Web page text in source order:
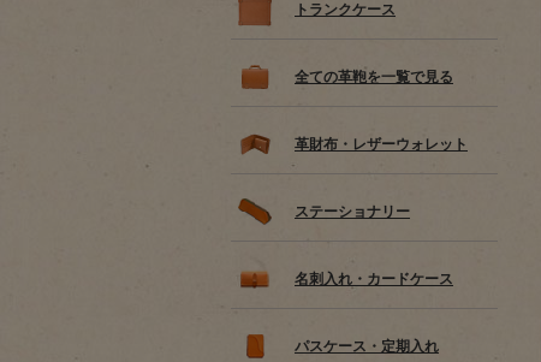
トランクケース
全ての革鞄を一覧で見る
革財布・レザーウォレット
ステーショナリー
名刺入れ・カードケース
パスケース・定期入れ